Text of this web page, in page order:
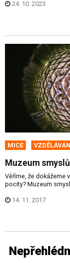
24. 10. 2023
MICE
Muzeum smyslů
Věříme, že dokážeme
pocity? Muzeum
14. 11. 2017